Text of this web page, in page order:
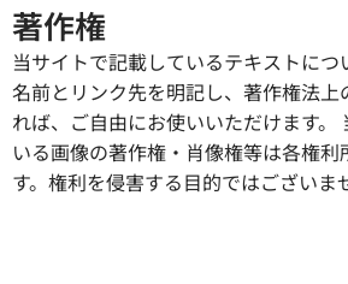
著作権
当サイトで記載しているテキストに
名前とリンク先を明記し、著作権法上
れば、ご自由にお使いいただけます。
いる画像の著作権・肖像権等は各権利
す。権利を侵害する目的ではございま